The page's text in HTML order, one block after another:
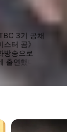
3기 공채
터 곰》
방송으로
출연했다.
장희빈 역에
다 결혼 후
창생》으로
서의 연예
목욕탕집